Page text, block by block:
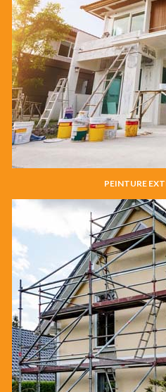
PEINTURE